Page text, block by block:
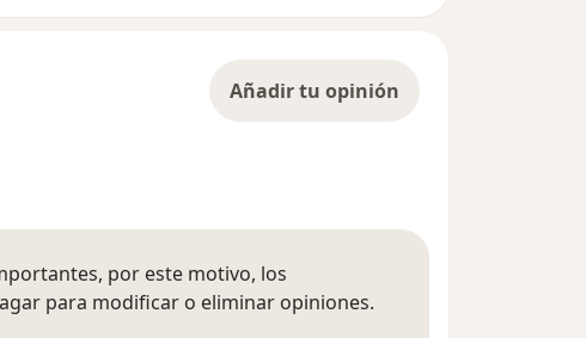
Añadir tu opinión
por este motivo, los
para modificar o eliminar opiniones.